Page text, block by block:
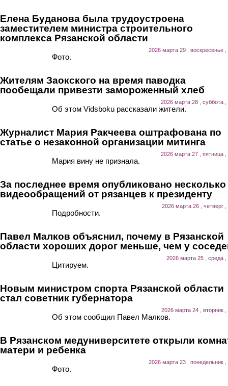
Елена Буданова была трудоустроена
заместителем министра строительного
комплекса Рязанской области
2026 марта 29 , воскресенье ,
Фото.
Жителям Заокского на время паводка
пообещали привезти замороженный хлеб
2026 марта 28 , суббота ,
Об этом Vidsboku рассказали жители.
Журналист Мария Ракчеева оштрафована по
статье о незаконной организации митинга
2026 марта 27 , пятница ,
Мария вину не признала.
За последнее время опубликовано несколько
видеообращений от рязанцев к президенту
2026 марта 26 , четверг ,
Подробности.
Павел Малков объяснил, почему в Рязанской
области хороших дорог меньше, чем у
2026 марта 25 , среда ,
Цитируем.
Новым министром спорта Рязанской области
стал советник губернатора
2026 марта 24 , вторник ,
Об этом сообщил Павел Малков.
В Рязанском медуниверситете открыли
матери и ребенка
2026 марта 23 , понедельник ,
Фото.